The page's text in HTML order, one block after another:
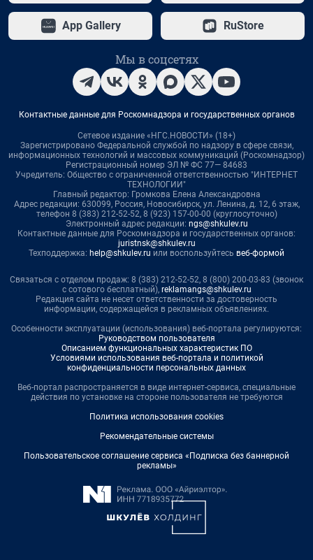
App Gallery RuStore
Мы в соцсетях
Контактные данные для Роскомнадзора и государственных органов
Сетевое издание «НГС.НОВОСТИ» (18+)
Зарегистрировано Федеральной службой по надзору в сфере связи,
информационных технологий и массовых коммуникаций (Роскомнадзор)
Регистрационный номер ЭЛ № ФС 77— 84683
Учредитель: Общество с ограниченной ответственностью "ИНТЕРНЕТ
ТЕХНОЛОГИИ"
Главный редактор: Громкова Елена Александровна
Адрес редакции: 630099, Россия, Новосибирск, ул. Ленина, д. 12, 6 этаж,
телефон 8 (383) 212-52-52, 8 (923) 157-00-00 (круглосуточно)
Электронный адрес редакции: ngs@shkulev.ru
Контактные данные для Роскомнадзора и государственных органов:
juristnsk@shkulev.ru
Техподдержка: help@shkulev.ru или воспользуйтесь веб-формой
Связаться с отделом продаж: 8 (383) 212-52-52, 8 (800) 200-03-83 (звонок
с сотового бесплатный), reklamangs@shkulev.ru
Редакция сайта не несет ответственности за достоверность
информации, содержащейся в рекламных объявлениях.
Особенности эксплуатации (использования) веб-портала регулируются:
Руководством пользователя
Описанием функциональных характеристик ПО
Условиями использования веб-портала и политикой
конфиденциальности персональных данных
Веб-портал распространяется в виде интернет-сервиса, специальные
действия по установке на стороне пользователя не требуются
Политика использования cookies
Рекомендательные системы
Пользовательское соглашение сервиса «Подписка без баннерной
рекламы»